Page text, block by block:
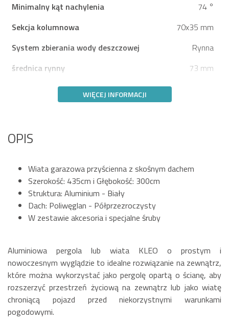
Minimalny kąt nachylenia
74 °
Sekcja kolumnowa
70x35 mm
System zbierania wody deszczowej
Rynna
średnica rynny
73 mm
WIĘCEJ INFORMACJI
OPIS
Wiata garazowa przyścienna z skośnym dachem
Szerokość: 435cm i Głębokość: 300cm
Struktura: Aluminium - Biały
Dach: Poliwęglan - Półprzezroczysty
W zestawie akcesoria i specjalne śruby
Aluminiowa pergola lub wiata KLEO o prostym i
nowoczesnym wyglądzie to idealne rozwiązanie na zewnątrz,
które można wykorzystać jako pergolę opartą o ścianę, aby
rozszerzyć przestrzeń życiową na zewnątrz lub jako wiatę
chroniącą pojazd przed niekorzystnymi warunkami
pogodowymi.